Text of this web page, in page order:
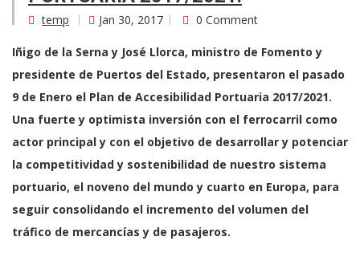
temp Jan 30, 2017 0 Comment
Iñigo de la Serna y José Llorca, ministro de Fomento y
presidente de Puertos del Estado, presentaron el pasado
9 de Enero el Plan de Accesibilidad Portuaria 2017/2021.
Una fuerte y optimista inversión con el ferrocarril como
actor principal y con el objetivo de desarrollar y potenciar
la competitividad y sostenibilidad de nuestro sistema
portuario, el noveno del mundo y cuarto en Europa, para
seguir consolidando el incremento del volumen del
tráfico de mercancías y de pasajeros.